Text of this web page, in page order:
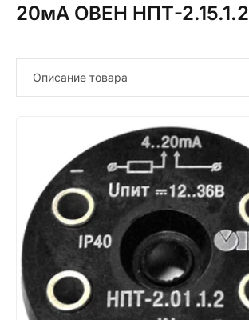
20мА ОВЕН НПТ-2.15.1.2
Описание товара